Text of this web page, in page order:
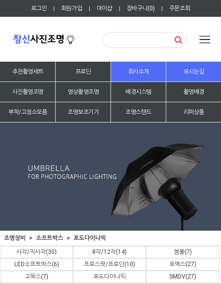
로그인 | 회원가입 | 마이샵 | 장바구니(0) | 주문조회
추천촬영세트 프로딘 회사소개 오시는길
사진촬영조명 영상촬영조명 배경시스템 촬영배경
부착/고정소모품 조명보조기기 조명스탠드 리퍼상품
조명장비 소프트박스
포도다이나믹
사각/직사각(30) 8각/12각(14) 젬볼(7)
LED소프트박스(6) 프로스팟/프로딘(10) 포멕스(27)
고독스(7) 포도다이나믹 SMDV(27)